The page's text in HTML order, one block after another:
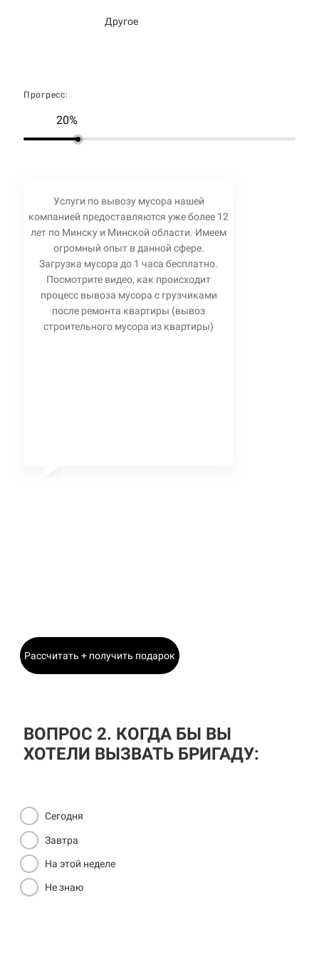
Другое
Прогресс:
20%
Услуги по вывозу мусора нашей
компанией предоставляются уже более 12
лет по Минску и Минской области. Имеем
огромный опыт в данной сфере.
Загрузка мусора до 1 часа бесплатно.
Посмотрите видео, как происходит
процесс вывоза мусора с грузчиками
после ремонта квартиры (вывоз
строительного мусора из квартиры)
Рассчитать + получить подарок
ВОПРОС 2. КОГДА БЫ ВЫ
ХОТЕЛИ ВЫЗВАТЬ БРИГАДУ:
Сегодня
Завтра
На этой неделе
Не знаю